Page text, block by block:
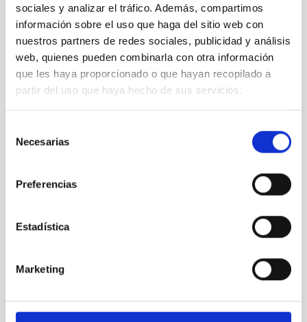
sociales y analizar el tráfico. Además, compartimos
información sobre el uso que haga del sitio web con
nuestros partners de redes sociales, publicidad y análisis
web, quienes pueden combinarla con otra información
que les haya proporcionado o que hayan recopilado a
partir del uso que haya hecho de sus servicios.
Necesarias
Preferencias
Estadística
Marketing
Primera mesa de debate del DNC 2019